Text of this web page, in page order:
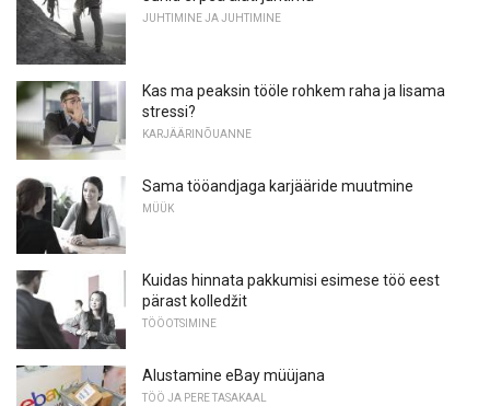
JUHTIMINE JA JUHTIMINE
Kas ma peaksin tööle rohkem raha ja lisama
stressi?
KARJÄÄRINÕUANNE
Sama tööandjaga karjääride muutmine
MÜÜK
Kuidas hinnata pakkumisi esimese töö eest
pärast kolledžit
TÖÖOTSIMINE
Alustamine eBay müüjana
TÖÖ JA PERE TASAKAAL